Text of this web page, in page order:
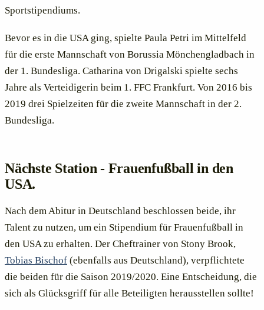
Sportstipendiums.
Bevor es in die USA ging, spielte Paula Petri im Mittelfeld
für die erste Mannschaft von Borussia Mönchengladbach in
der 1. Bundesliga. Catharina von Drigalski spielte sechs
Jahre als Verteidigerin beim 1. FFC Frankfurt. Von 2016 bis
2019 drei Spielzeiten für die zweite Mannschaft in der 2.
Bundesliga.
Nächste Station - Frauenfußball in den
USA.
Nach dem Abitur in Deutschland beschlossen beide, ihr
Talent zu nutzen, um ein Stipendium für Frauenfußball in
den USA zu erhalten. Der Cheftrainer von Stony Brook,
Tobias Bischof (ebenfalls aus Deutschland), verpflichtete
die beiden für die Saison 2019/2020. Eine Entscheidung, die
sich als Glücksgriff für alle Beteiligten herausstellen sollte!